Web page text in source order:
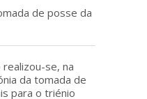
se, na
da tomada de
para o triénio